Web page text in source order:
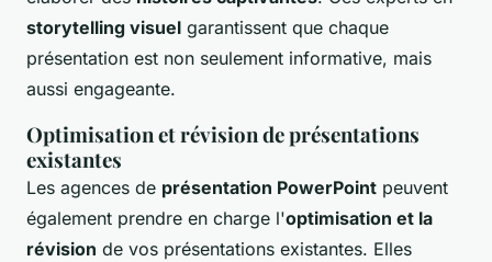
storytelling visuel garantissent que chaque
présentation est non seulement informative, mais
aussi engageante.
Optimisation et révision de présentations
existantes
Les agences de présentation PowerPoint peuvent
également prendre en charge l'optimisation et la
révision de vos présentations existantes. Elles